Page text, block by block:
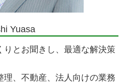
護士
士
士
Yuasa
りとお聞きし、最適な解決策
理、不動産、法人向けの業務